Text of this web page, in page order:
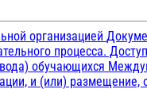
организацией
процесса.
обучающихся
и (или)